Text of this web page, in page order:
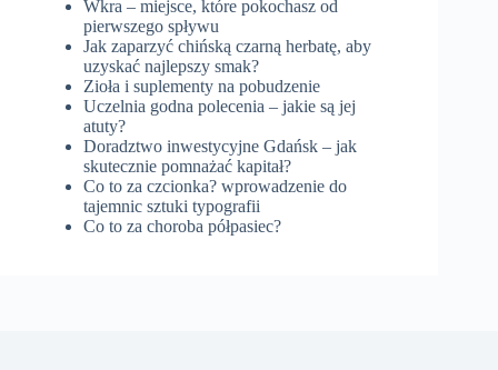
Wkra – miejsce, które pokochasz od
pierwszego spływu
Jak zaparzyć chińską czarną herbatę, aby
uzyskać najlepszy smak?
Zioła i suplementy na pobudzenie
Uczelnia godna polecenia – jakie są jej
atuty?
Doradztwo inwestycyjne Gdańsk – jak
skutecznie pomnażać kapitał?
Co to za czcionka? wprowadzenie do
tajemnic sztuki typografii
Co to za choroba półpasiec?